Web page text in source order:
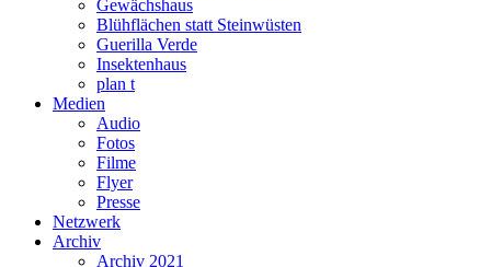
Gewächshaus
Blühflächen statt Steinwüsten
Guerilla Verde
Insektenhaus
plan t
Medien
Audio
Fotos
Filme
Flyer
Presse
Netzwerk
Archiv
Archiv 2021